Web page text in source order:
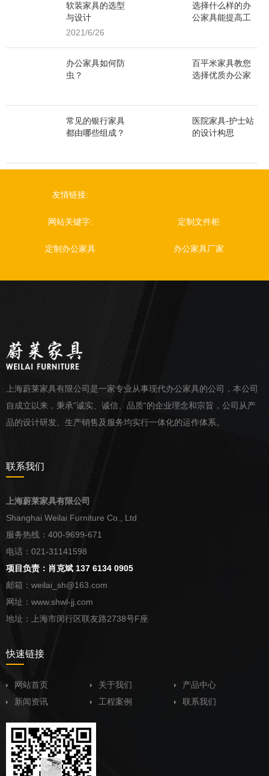
软装家具的选型
与设计
2021/6/26
选择什么样的办
公家具能提高工
办公家具如何防
虫？
百平米家具教您
选择优质办公家
常见的银行家具
都由哪些组成？
医院家具-护士站
的设计构思
友情链接:
网站关键字: 定制文件柜
定制办公家具 办公家具厂家
上海蔚莱家具有限公司是一家专业从事现代办公家具的公司，本公司
自成立以来，秉承”诚实、诚信、品质“的企业理念和宗旨，公司从产
品的设计研发、生产销售及服务均实行一体化的运作体系。
联系我们
上海蔚莱家具有限公司
Shanghai Weilai Furniture Co., Ltd
服务热线：400-9699-671
电话：021-31141598
项目负责：肖克斌 137 6134 0905
邮箱：weilai_sh@163.com
网址：www.shwl-jj.com
地址：上海市闵行区联友路2738号F座
快速链接
网站首页 关于我们
产品中心
新闻资讯
工程案例 联系我们